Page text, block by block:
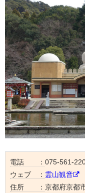
電話 ： 075-561-
ウェブ ： 霊山観音
住所 ： 京都府京都